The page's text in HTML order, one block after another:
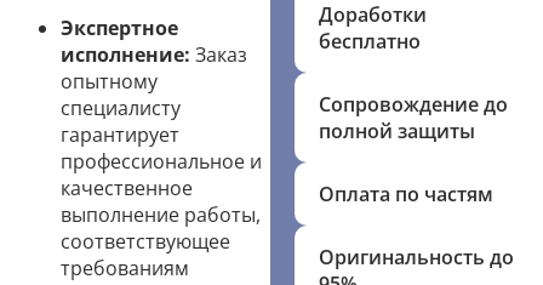
Экспертное
исполнение: Заказ
опытному
специалисту
гарантирует
профессиональное и
качественное
выполнение работы,
соответствующее
требованиям
Доработки
бесплатно
Сопровождение до
полной защиты
Оплата по частям
Оригинальность до